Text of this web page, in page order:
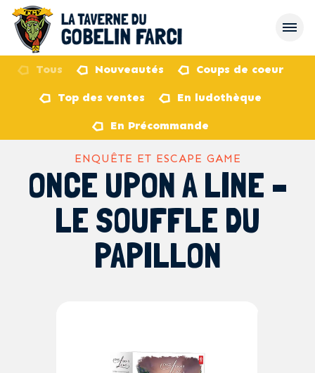
Tous Nouveautés Coups de coeur
Top des ventes En ludothèque
En Précommande
ENQUÊTE ET ESCAPE GAME
ONCE UPON A LINE –
LE SOUFFLE DU
PAPILLON